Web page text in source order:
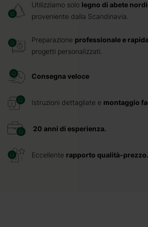
Utilizziamo solo legno di abete
proveniente dalla Scandinavia.
Preparazione professionale e rapida
progetti personalizzati.
Consegna veloce
Istruzioni dettagliate e montaggio
20 anni di esperienza.
Eccellente rapporto qualità-prezzo.